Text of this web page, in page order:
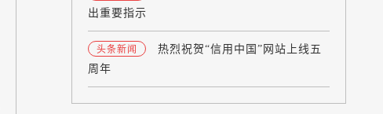
出重要指示
头条新闻
热烈祝贺“信用中国”网站上线五
周年